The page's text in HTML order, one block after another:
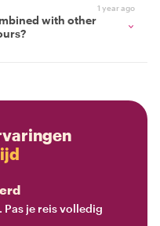
1 year ago
with other
Pas je reis volledig